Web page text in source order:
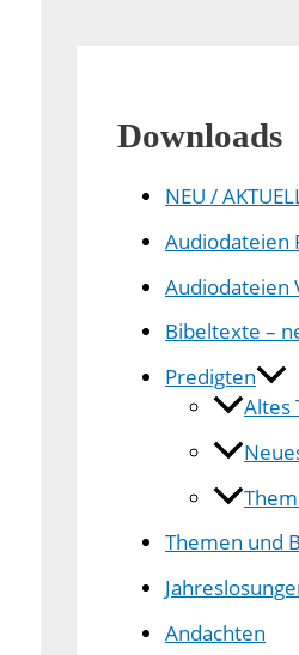
Downloads
NEU /
Audiodateien
Audiodateien
Bibeltexte –
Predigten
Altes
Themen und
Andachten